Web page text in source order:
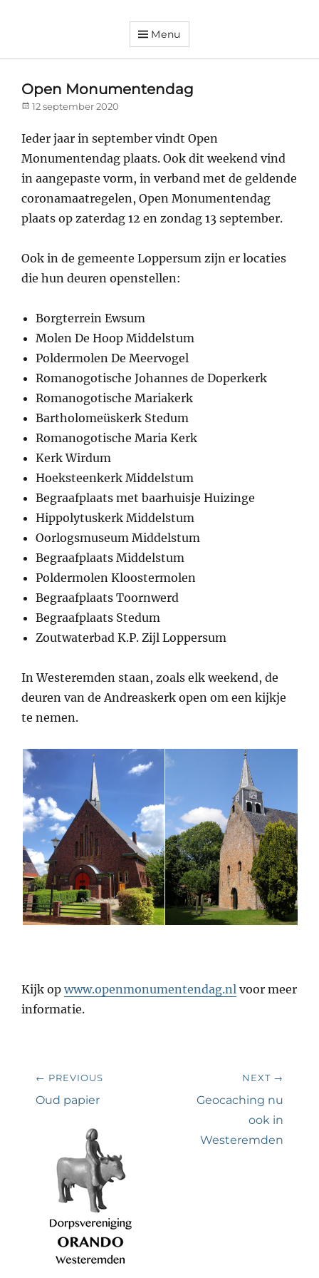
DorpsverenigingMenu
Open Monumentendag
Posted
12 september 2020
Ieder jaar in september vindt Open
Monumentendag plaats. Ook dit weekend vind
in aangepaste vorm, in verband met de geldende
coronamaatregelen, Open Monumentendag
plaats op zaterdag 12 en zondag 13 september.
Ook in de gemeente Loppersum zijn er locaties
die hun deuren openstellen:
Borgterrein Ewsum
Molen De Hoop Middelstum
Poldermolen De Meervogel
Romanogotische Johannes de Doperkerk
Romanogotische Mariakerk
Bartholomeüskerk Stedum
Romanogotische Maria Kerk
Kerk Wirdum
Hoeksteenkerk Middelstum
Begraafplaats met baarhuisje Huizinge
Hippolytuskerk Middelstum
Oorlogsmuseum Middelstum
Begraafplaats Middelstum
Poldermolen Kloostermolen
Begraafplaats Toornwerd
Begraafplaats Stedum
Zoutwaterbad K.P. Zijl Loppersum
In Westeremden staan, zoals elk weekend, de
deuren van de Andreaskerk open om een kijkje
te nemen.
Kijk op www.openmonumentendag.nl voor meer
informatie.
Bericht
navigatie
← PREVIOUS
Previous
Oud papier
NEXT →
NextGeocaching nu
ook in
Westeremden